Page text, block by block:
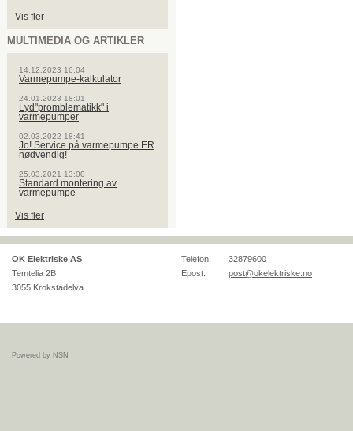
Vis fler
MULTIMEDIA OG ARTIKLER
14.12.2023 16:04
Varmepumpe-kalkulator
24.01.2023 18:01
Lyd"promblematikk" i
varmepumper
02.03.2022 18:41
Jo! Service på varmepumpe ER
nødvendig!
25.03.2021 13:00
Standard montering av
varmepumpe
Vis fler
OK Elektriske AS
Temtelia 2B
3055 Krokstadelva
Telefon:
32879600
Epost:
post@okelektriske.no
Powered by NSN